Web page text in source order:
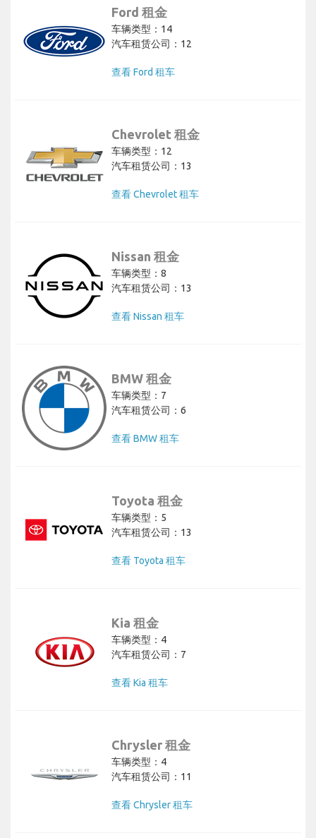
Ford 租金
车辆类型：14
汽车租赁公司：12
查看 Ford 租车
Chevrolet 租金
车辆类型：12
汽车租赁公司：13
查看 Chevrolet 租车
Nissan 租金
车辆类型：8
汽车租赁公司：13
查看 Nissan 租车
BMW 租金
车辆类型：7
汽车租赁公司：6
查看 BMW 租车
Toyota 租金
车辆类型：5
汽车租赁公司：13
查看 Toyota 租车
Kia 租金
车辆类型：4
汽车租赁公司：7
查看 Kia 租车
Chrysler 租金
车辆类型：4
汽车租赁公司：11
查看 Chrysler 租车